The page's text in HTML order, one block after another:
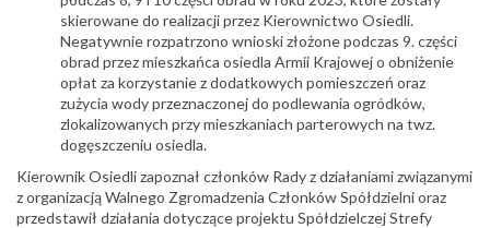
skierowane do realizacji przez Kierownictwo Osiedli.
Negatywnie rozpatrzono wnioski złożone podczas 9. części
obrad przez mieszkańca osiedla Armii Krajowej o obniżenie
opłat za korzystanie z dodatkowych pomieszczeń oraz
zużycia wody przeznaczonej do podlewania ogródków,
zlokalizowanych przy mieszkaniach parterowych na twz.
dogęszczeniu osiedla.
Kierownik Osiedli zapoznał członków Rady z działaniami związanymi
z organizacją Walnego Zgromadzenia Członków Spółdzielni oraz
przedstawił działania dotyczące projektu Spółdzielczej Strefy